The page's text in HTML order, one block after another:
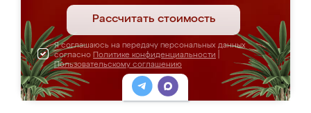
Рассчитать стоимость
Я соглашаюсь на передачу персональных данных
согласно Политике конфиденциальности
Пользовательскому соглашению